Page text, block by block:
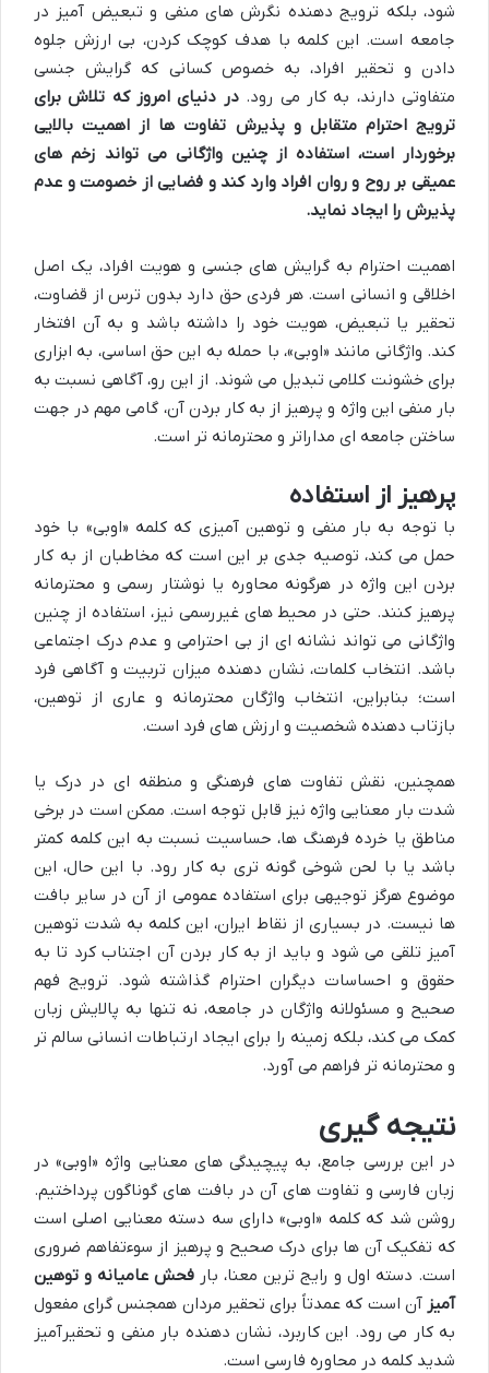
شود، بلکه ترویج دهنده نگرش های منفی و تبعیض آمیز در
جامعه است. این کلمه با هدف کوچک کردن، بی ارزش جلوه
دادن و تحقیر افراد، به خصوص کسانی که گرایش جنسی
متفاوتی دارند، به کار می رود.در دنیای امروز که تلاش برای
ترویج احترام متقابل و پذیرش تفاوت ها از اهمیت بالایی
برخوردار است، استفاده از چنین واژگانی می تواند زخم های
عمیقی بر روح و روان افراد وارد کند و فضایی از خصومت و عدم
پذیرش را ایجاد نماید.
اهمیت احترام به گرایش های جنسی و هویت افراد، یک اصل
اخلاقی و انسانی است. هر فردی حق دارد بدون ترس از قضاوت،
تحقیر یا تبعیض، هویت خود را داشته باشد و به آن افتخار
کند. واژگانی مانند «اوبی»، با حمله به این حق اساسی، به ابزاری
برای خشونت کلامی تبدیل می شوند. از این رو، آگاهی نسبت به
بار منفی این واژه و پرهیز از به کار بردن آن، گامی مهم در جهت
ساختن جامعه ای مداراتر و محترمانه تر است.
پرهیز از استفاده
با توجه به بار منفی و توهین آمیزی که کلمه «اوبی» با خود
حمل می کند، توصیه جدی بر این است که مخاطبان از به کار
بردن این واژه در هرگونه محاوره یا نوشتار رسمی و محترمانه
پرهیز کنند. حتی در محیط های غیررسمی نیز، استفاده از چنین
واژگانی می تواند نشانه ای از بی احترامی و عدم درک اجتماعی
باشد. انتخاب کلمات، نشان دهنده میزان تربیت و آگاهی فرد
است؛ بنابراین، انتخاب واژگان محترمانه و عاری از توهین،
بازتاب دهنده شخصیت و ارزش های فرد است.
همچنین، نقش تفاوت های فرهنگی و منطقه ای در درک یا
شدت بار معنایی واژه نیز قابل توجه است. ممکن است در برخی
مناطق یا خرده فرهنگ ها، حساسیت نسبت به این کلمه کمتر
باشد یا با لحن شوخی گونه تری به کار رود. با این حال، این
موضوع هرگز توجیهی برای استفاده عمومی از آن در سایر بافت
ها نیست. در بسیاری از نقاط ایران، این کلمه به شدت توهین
آمیز تلقی می شود و باید از به کار بردن آن اجتناب کرد تا به
حقوق و احساسات دیگران احترام گذاشته شود. ترویج فهم
صحیح و مسئولانه واژگان در جامعه، نه تنها به پالایش زبان
کمک می کند، بلکه زمینه را برای ایجاد ارتباطات انسانی سالم تر
و محترمانه تر فراهم می آورد.
نتیجه گیری
در این بررسی جامع، به پیچیدگی های معنایی واژه «اوبی» در
زبان فارسی و تفاوت های آن در بافت های گوناگون پرداختیم.
روشن شد که کلمه «اوبی» دارای سه دسته معنایی اصلی است
که تفکیک آن ها برای درک صحیح و پرهیز از سوءتفاهم ضروری
است. دسته اول و رایج ترین معنا، بار فحش عامیانه و توهین
آمیز آن است که عمدتاً برای تحقیر مردان همجنس گرای مفعول
به کار می رود. این کاربرد، نشان دهنده بار منفی و تحقیرآمیز
شدید کلمه در محاوره فارسی است.